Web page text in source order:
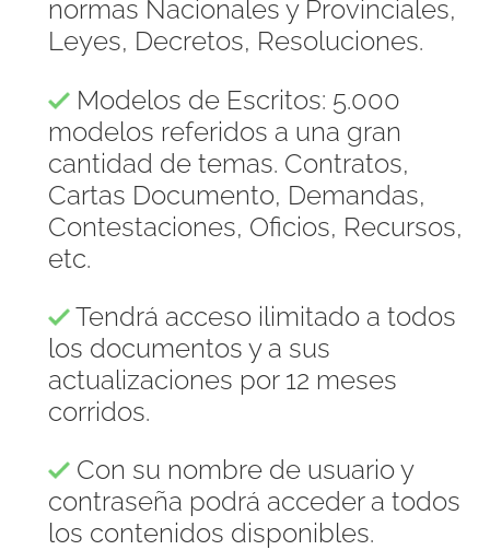
normas Nacionales y Provinciales,
Leyes, Decretos, Resoluciones.
Modelos de Escritos: 5.000
modelos referidos a una gran
cantidad de temas. Contratos,
Cartas Documento, Demandas,
Contestaciones, Oficios, Recursos,
etc.
Tendrá acceso ilimitado a todos
los documentos y a sus
actualizaciones por 12 meses
corridos.
Con su nombre de usuario y
contraseña podrá acceder a todos
los contenidos disponibles.